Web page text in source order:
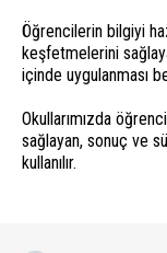
Öğrencilerin bilgiyi
keşfetmelerini
içinde uygulanması
Okullarımızda
sağlayan, sonuç ve
kullanılır.